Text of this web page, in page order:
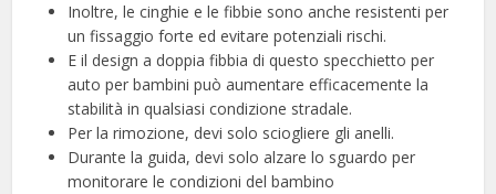
Inoltre, le cinghie e le fibbie sono anche resistenti per
un fissaggio forte ed evitare potenziali rischi.
E il design a doppia fibbia di questo specchietto per
auto per bambini può aumentare efficacemente la
stabilità in qualsiasi condizione stradale.
Per la rimozione, devi solo sciogliere gli anelli.
Durante la guida, devi solo alzare lo sguardo per
monitorare le condizioni del bambino